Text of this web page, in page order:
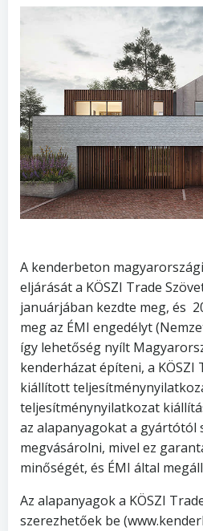
A kenderbeton
eljárását a KÖSZI Trade
januárjában kezdte meg, és
meg az ÉMI engedélyt
így lehetőség nyílt
kenderházat építeni, a KÖSZI
kiállított
teljesítménynyilatkozat
az alapanyagokat a gyártótól
megvásárolni, mivel ez
minőségét, és ÉMI által
Az alapanyagok a KÖSZI
szerezhetőek be